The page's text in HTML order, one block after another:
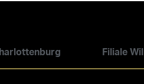
Filiale